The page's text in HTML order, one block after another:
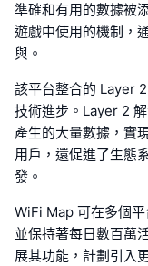
準確和有用的數據被
遊戲中使用的機制，
與。
該平台整合的 Layer
技術進步。Layer 2
產生的大量數據，實
用戶，還促進了生態
發。
WiFi Map 可在多個
並保持著每日數百萬
展其功能，計劃引入